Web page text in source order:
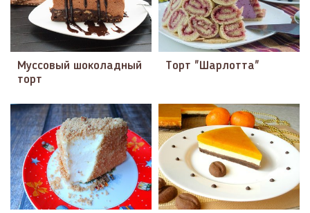
Муссовый шоколадный
торт
Торт "Шарлотта"